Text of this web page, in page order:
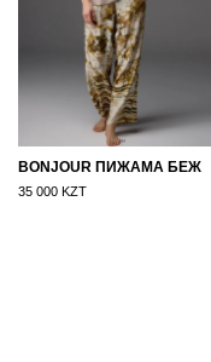
BONJOUR ПИЖАМА БЕЖ
35 000 KZT